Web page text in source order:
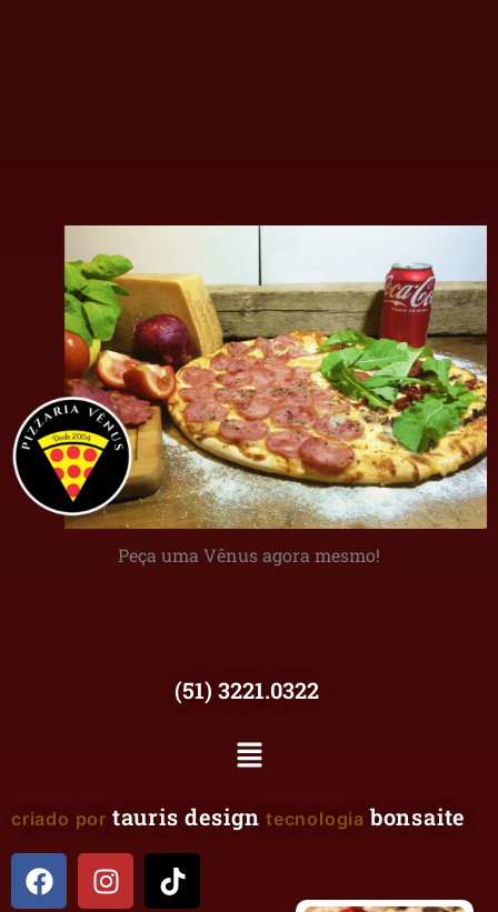
Peça uma Vênus agora mesmo!
(51) 3221.0322
criado por tauris design tecnologia bonsaite